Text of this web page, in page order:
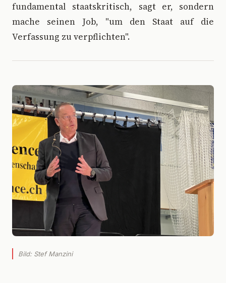
fundamental staatskritisch, sagt er, sondern
mache seinen Job, "um den Staat auf die
Verfassung zu verpflichten".
Bild: Stef Manzini